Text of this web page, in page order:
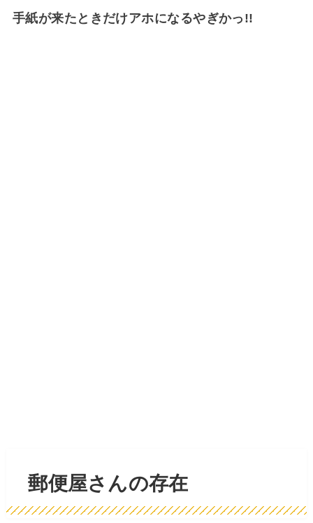
手紙が来たときだけアホになるやぎかっ!!
郵便屋さんの存在